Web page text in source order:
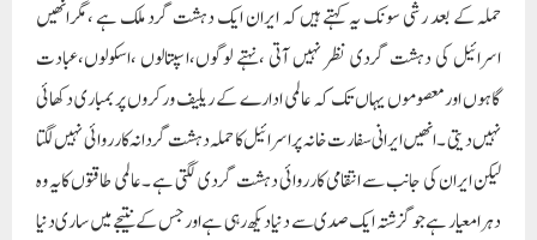
حملہ کے بعد رشی سونک یہ کہتے ہیں کہ ایران ایک دہشت گرد ملک ہے ،مگرانھیں
اسرائیل کی دہشت گردی نظر نہیں آتی ،نہتے لوگوں،اسپتالوں ،اسکولوں،عبادت
گاہوں اورمعصوموں یہاں تک کہ عالمی ادارے کے ریلیف ورکروں پر بمباری دکھائی
نہیں دیتی ۔انھیں ایرانی سفارت خانہ پر اسرائیل کا حملہ دہشت گردانہ کارروائی نہیں لگتا
لیکن ایران کی جانب سے انتقامی کارروائی دہشت گردی لگتی ہے ۔عالمی طاقتوں کایہ وہ
دہرا معیار ہے جو گزشتہ ایک صدی سے دنیا دیکھ رہی ہے اور جس کے نتیجے میں ساری دنیا